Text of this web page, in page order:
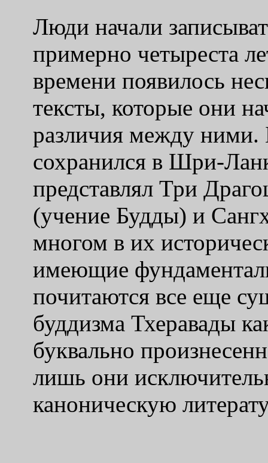
Люди начали
примерно четыреста
времени появилось
тексты, которые они
различия между ними.
сохранился в Шри-
представлял Три
(учение Будды) и
многом в их
имеющие
почитаются все еще
буддизма Тхеравады
буквально
лишь они
каноническую